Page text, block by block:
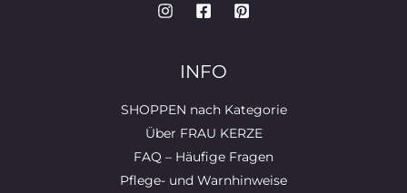
INFO
SHOPPEN nach Kategorie
Über FRAU KERZE
FAQ – Häufige Fragen
Pflege- und Warnhinweise